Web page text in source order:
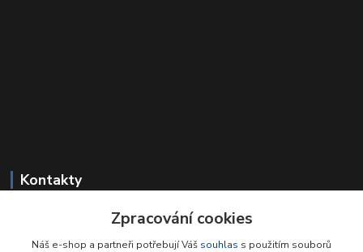
Kontakty
+420 549 212 719Zpracování cookies
Náš e-shop a partneři potřebují Váš souhlas s použitím souborů